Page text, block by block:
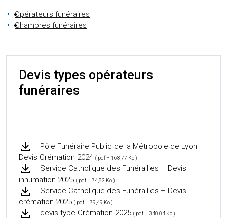
Opérateurs funéraires
Chambres funéraires
Devis types opérateurs
funéraires
Pôle Funéraire Public de la Métropole de Lyon –
Devis Crémation 2024 ( pdf – 168,77 Ko )
Service Catholique des Funérailles – Devis
inhumation 2025 ( pdf – 74,82 Ko )
Service Catholique des Funérailles – Devis
crémation 2025 ( pdf – 79,49 Ko )
devis type Crémation 2025 ( pdf – 340,04 Ko )